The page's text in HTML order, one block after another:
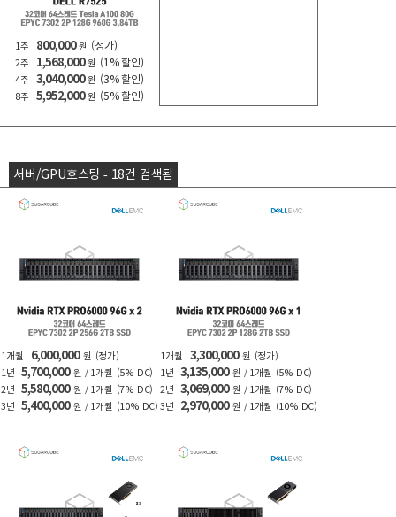
1주 800,000 원 (정가)
2주 1,568,000 원 (1% 할인)
4주 3,040,000 원 (3% 할인)
8주 5,952,000 원 (5% 할인)
서버/GPU호스팅 - 18건 검색됨
1개월 6,000,000 원
(정가)
1년
5,700,000 원 / 1개월
(5% DC)
2년
5,580,000 원 / 1개월
(7% DC)
3년
5,400,000 원 / 1개월 (10% DC)
1개월 3,300,000 원
(정가)
1년
3,135,000 원 / 1개월
(5% DC)
2년
3,069,000 원 / 1개월
(7% DC)
3년
2,970,000 원 / 1개월 (10% DC)